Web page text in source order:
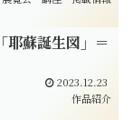
耶蘇誕生図」＝
2023.12.23
作品紹介